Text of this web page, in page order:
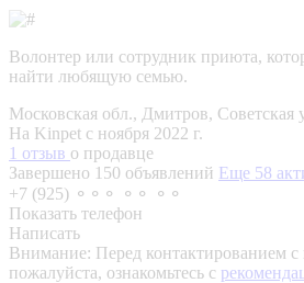
Волонтер или сотрудник приюта,
найти любящую семью.
Московская обл., Дмитров, Советская
На Kinpet c ноября 2022 г.
1 отзыв о продавце
Завершено 150 объявлений Еще 58
+7 (925) ⚬⚬⚬ ⚬⚬ ⚬⚬
Показать телефон
Написать
Внимание: Перед контактированием
пожалуйста, ознакомьтесь с